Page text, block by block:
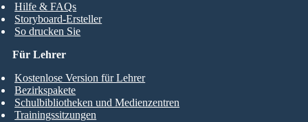
Hilfe & FAQs
Storyboard-Ersteller
So drucken Sie
Für Lehrer
Kostenlose Version für Lehrer
Bezirkspakete
Schulbibliotheken und Medienzentren
Trainingssitzungen